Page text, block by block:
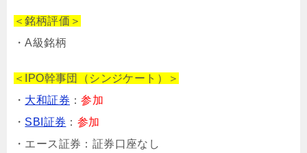
＜銘柄評価＞
・A級銘柄
＜IPO幹事団（シンジケート）＞
・ 大和証券 ：参加
・ SBI証券 ： 参加
・エース証券：証券口座なし